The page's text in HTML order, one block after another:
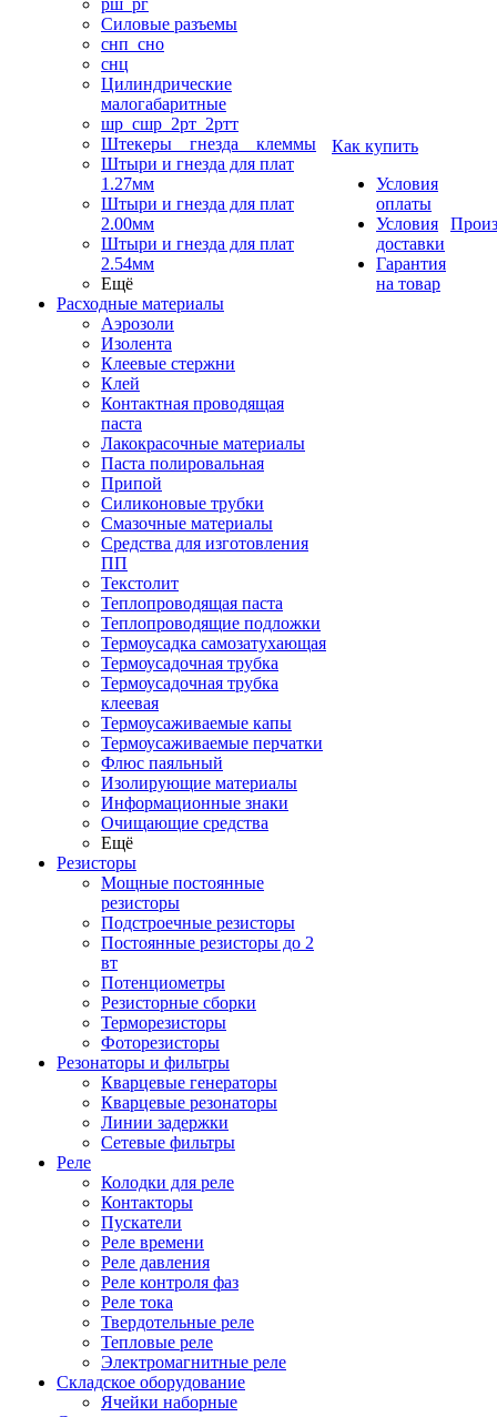
рш_рг
Силовые разъемы
снп_сно
снц
Цилиндрические
малогабаритные
шр_сшр_2рт_2ртт
Штекеры _ гнезда _ клеммы
Штыри и гнезда для плат
1.27мм
Штыри и гнезда для плат
2.00мм
Штыри и гнезда для плат
2.54мм
Ещё
Расходные материалы
Аэрозоли
Изолента
Клеевые стержни
Клей
Контактная проводящая
паста
Лакокрасочные материалы
Паста полировальная
Припой
Силиконовые трубки
Смазочные материалы
Средства для изготовления
ПП
Текстолит
Теплопроводящая паста
Теплопроводящие подложки
Термоусадка самозатухающая
Термоусадочная трубка
Термоусадочная трубка
клеевая
Термоусаживаемые капы
Термоусаживаемые перчатки
Флюс паяльный
Изолирующие материалы
Информационные знаки
Очищающие средства
Ещё
Резисторы
Мощные постоянные
резисторы
Подстроечные резисторы
Постоянные резисторы до 2
вт
Потенциометры
Резисторные сборки
Терморезисторы
Фоторезисторы
Резонаторы и фильтры
Кварцевые генераторы
Кварцевые резонаторы
Линии задержки
Сетевые фильтры
Реле
Колодки для реле
Контакторы
Пускатели
Реле времени
Реле давления
Реле контроля фаз
Реле тока
Твердотельные реле
Тепловые реле
Электромагнитные реле
Складское оборудование
Ячейки наборные
Как купить
Условия
оплаты
Условия
доставки
Гарантия
на товар